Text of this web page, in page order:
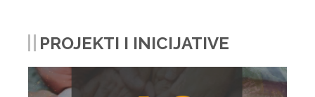
PROJEKTI I INICIJATIVE